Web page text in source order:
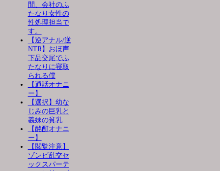
間、会社のふ
たなり女性の
性処理担当で
す。
【逆アナル/逆
NTR】おほ声
下品交尾でふ
たなりに寝取
られる僕
【通話オナニ
ー】
【選択】幼な
じみの巨乳と
義妹の貧乳
【酩酊オナニ
ー】
【閲覧注意】
ゾンビ乱交セ
ックスパーテ